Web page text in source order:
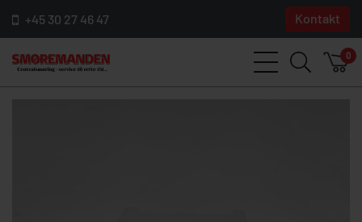
+45 30 27 46 47 Kontakt
0